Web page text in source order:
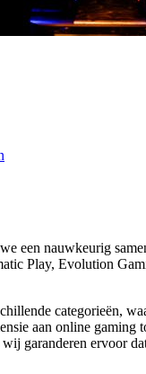
een nauwkeurig
Play, Evolution
categorieën,
aan online
garanderen ervoor